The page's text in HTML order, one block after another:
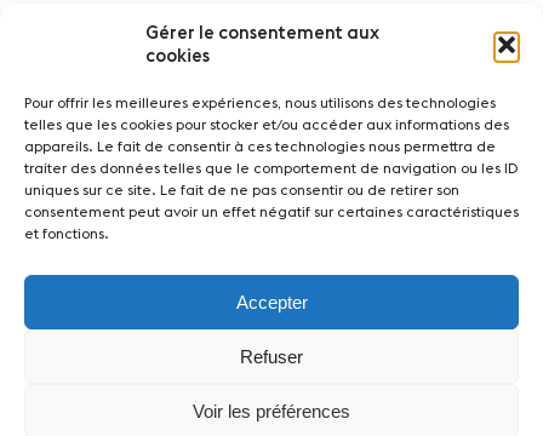
Gérer le consentement aux
cookies
Pour offrir les meilleures expériences, nous utilisons des technologies
telles que les cookies pour stocker et/ou accéder aux informations des
appareils. Le fait de consentir à ces technologies nous permettra de
traiter des données telles que le comportement de navigation ou les ID
uniques sur ce site. Le fait de ne pas consentir ou de retirer son
consentement peut avoir un effet négatif sur certaines caractéristiques
et fonctions.
Accepter
Refuser
Voir les préférences
Media
Jobs
About us
Legal infos
NewsConcertsVolunteers
MediaJobsAbout usLegal infosContact
Fondation Sion Violon Musique - Rue du Rawil 47 -
CH-1950 Sion - Switzerland